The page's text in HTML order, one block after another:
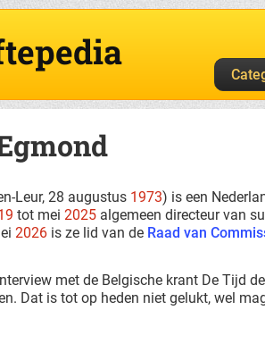
Leur, 28 augustus 1973) is een
tot mei 2025 algemeen directeur van
2026 is ze lid van de Raad van
met de Belgische krant De Tijd
Dat is tot op heden niet gelukt, wel